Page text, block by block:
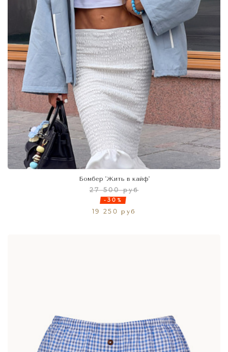
Бомбер 'Жить в кайф'
27 500 руб
-30%
19 250 руб